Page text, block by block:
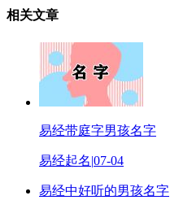
相关文章
易经带庭字男孩名字
易经起名|07-04
易经中好听的男孩名字